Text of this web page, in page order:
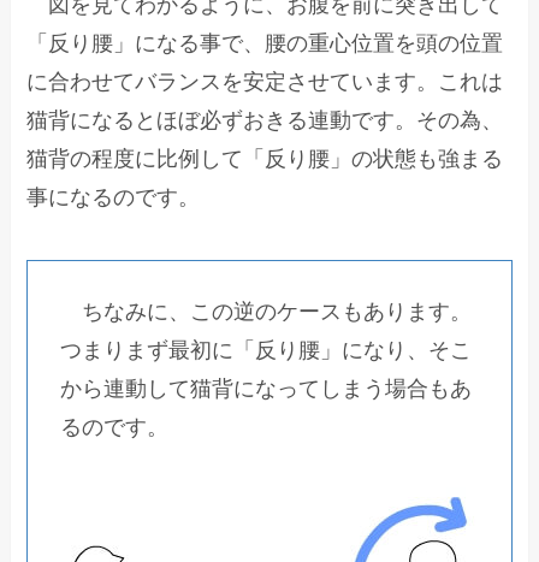
「反り腰」になる事で、腰の重心位置を頭の位置
に合わせてバランスを安定させています。これは
猫背になるとほぼ必ずおきる連動です。その為、
猫背の程度に比例して「反り腰」の状態も強まる
事になるのです。
ちなみに、この逆のケースもあります。
つまりまず最初に「反り腰」になり、そこ
から連動して猫背になってしまう場合もあ
るのです。